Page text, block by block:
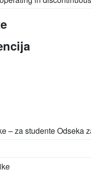
– za studente Odseka